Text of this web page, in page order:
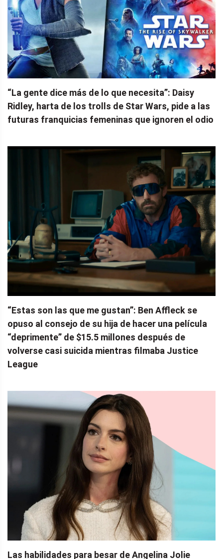
“La gente dice más de lo que necesita”: Daisy
Ridley, harta de los trolls de Star Wars, pide a las
futuras franquicias femeninas que ignoren el odio
“Estas son las que me gustan”: Ben Affleck se
opuso al consejo de su hija de hacer una película
“deprimente” de $15.5 millones después de
volverse casi suicida mientras filmaba Justice
League
Las habilidades para besar de Angelina Jolie